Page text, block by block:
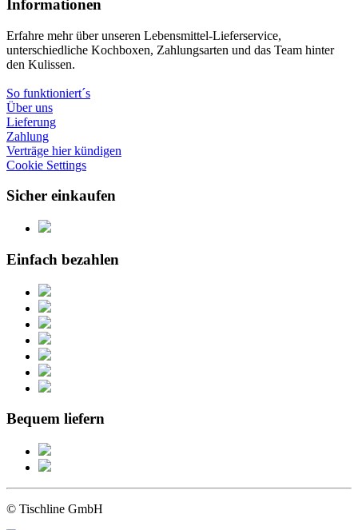
Informationen
Erfahre mehr über unseren Lebensmittel-Lieferservice,
unterschiedliche Kochboxen, Zahlungsarten und das Team hinter
den Kulissen.
So funktioniert´s
Über uns
Lieferung
Zahlung
Verträge hier kündigen
Cookie Settings
Sicher einkaufen
Einfach bezahlen
Bequem liefern
© Tischline GmbH